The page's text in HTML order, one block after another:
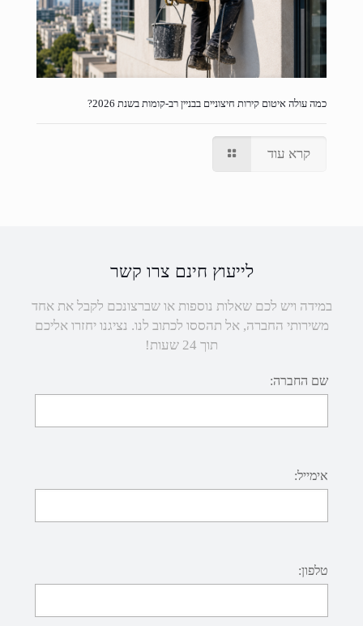
כמה עולה איטום קירות חיצוניים בבניין רב-קומות בשנת 2026?
קרא עוד
לייעוץ חינם צרו קשר
במידה ויש לכם שאלות נוספות או שברצונכם לקבל את אחד
משירותי החברה, אל תהססו לכתוב לנו. נציגנו יחזרו אליכם
תוך 24 שעות!
שם החברה:
אימייל:
טלפון: